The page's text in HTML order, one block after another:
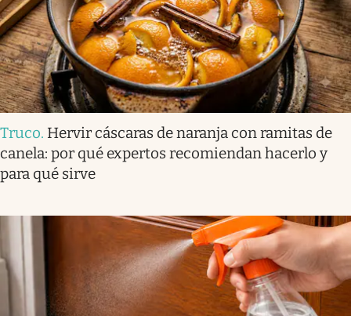
Truco. Hervir cáscaras de naranja con ramitas de
canela: por qué expertos recomiendan hacerlo y
para qué sirve